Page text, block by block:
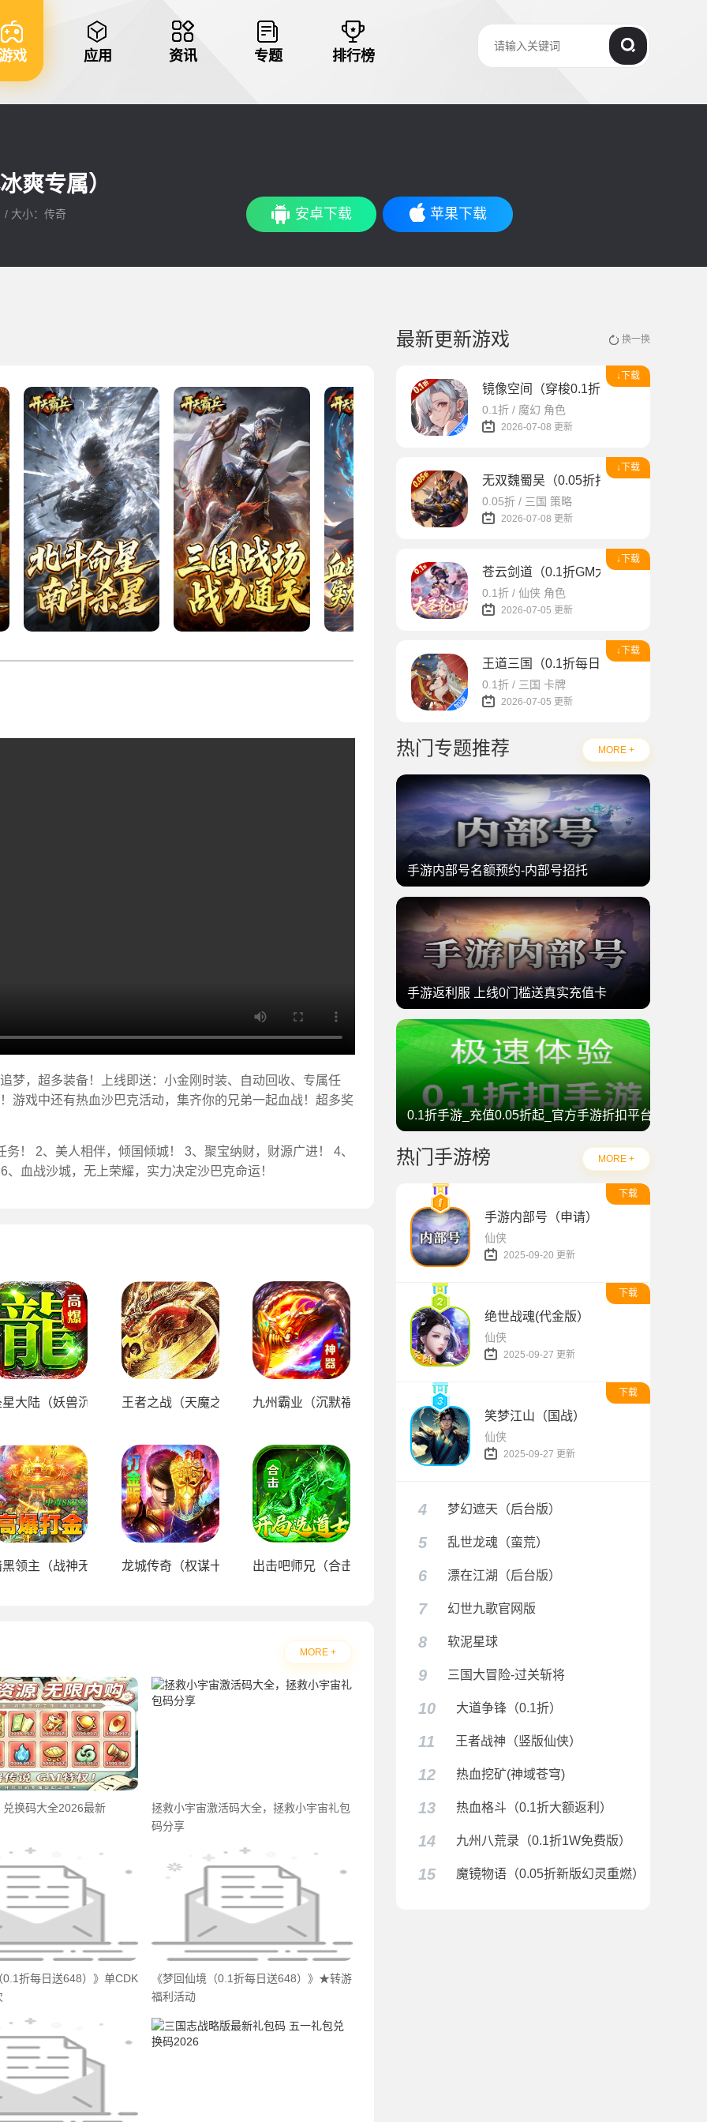
戏 应用 资讯 专题 排行榜
爽专属）
/ 大小：传奇 安卓下载 苹果下载
梦，超多装备！上线即送：小金刚时装、自动回收、专属任
游戏中还有热血沙巴克活动，集齐你的兄弟一起血战！超多奖
！ 2、美人相伴，倾国倾城！ 3、聚宝纳财，财源广进！ 4、
血战沙城，无上荣耀，实力决定沙巴克命运！
）
星大陆（妖兽沉默免费版）王者之战（天魔之路专属爆）九州霸业（沉默福利版）
）
黑领主（战神无双超变）龙城传奇（权谋十二流派打金版）出击吧师兄（合击传奇免费版）
MORE +
兑换码大全2026最新
拯救小宇宙激活码大全，拯救小宇宙礼包
码分享
折每日送648）》单CDK
《梦回仙境（0.1折每日送648）》★转游
福利活动
最新更新游戏 换一换
↓下载
镜像空间（穿梭0.1折异界悬空城）
0.1折 / 魔幻 角色
2026-07-08 更新
↓下载
无双魏蜀吴（0.05折打金爆真充）
0.05折 / 三国 策略
2026-07-08 更新
↓下载
苍云剑道（0.1折GM大圣轮回）
0.1折 / 仙侠 角色
2026-07-05 更新
↓下载
王道三国（0.1折每日送648）
0.1折 / 三国 卡牌
2026-07-05 更新
热门专题推荐 MORE +
手游内部号名额预约-内部号招托
手游返利服 上线0门槛送真实充值卡
0.1折手游_充值0.05折起_官方手游折扣平台
热门手游榜 MORE +
下载
手游内部号（申请）
仙侠
2025-09-20 更新
下载
绝世战魂(代金版）
仙侠
2025-09-27 更新
下载
笑梦江山（国战）
仙侠
2025-09-27 更新
4 梦幻遮天（后台版）
5 乱世龙魂（蛮荒）
6 漂在江湖（后台版）
7 幻世九歌官网版
8 软泥星球
9 三国大冒险-过关斩将
10 大道争锋（0.1折）
11 王者战神（竖版仙侠）
12 热血挖矿(神域苍穹)
13 热血格斗（0.1折大额返利）
14 九州八荒录（0.1折1W免费版）
15 魔镜物语（0.05折新版幻灵重燃）